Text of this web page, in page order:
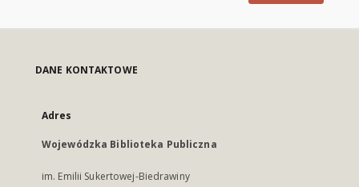
DANE KONTAKTOWE
Adres
Wojewódzka Biblioteka Publiczna
im. Emilii Sukertowej-Biedrawiny